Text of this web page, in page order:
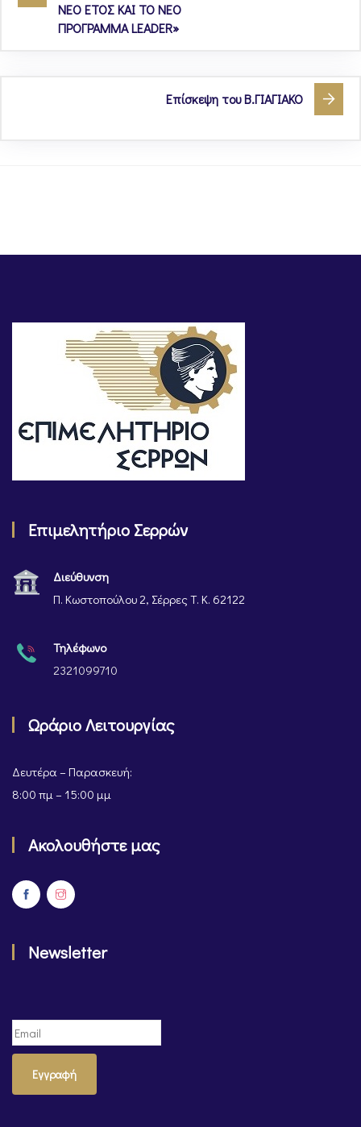
ΝΕΟ ΕΤΟΣ ΚΑΙ ΤΟ ΝΕΟ
ΠΡΟΓΡΑΜΜΑ LEADER»
Επίσκεψη του Β.ΓΙΑΓΙΑΚΟ
Επιμελητήριο Σερρών
Διεύθυνση
Π. Κωστοπούλου 2, Σέρρες Τ. Κ. 62122
Τηλέφωνο
2321099710
Ωράριο Λειτουργίας
Δευτέρα – Παρασκευή:
8:00 πμ – 15:00 μμ
Ακολουθήστε μας
Newsletter
Εγγραφή